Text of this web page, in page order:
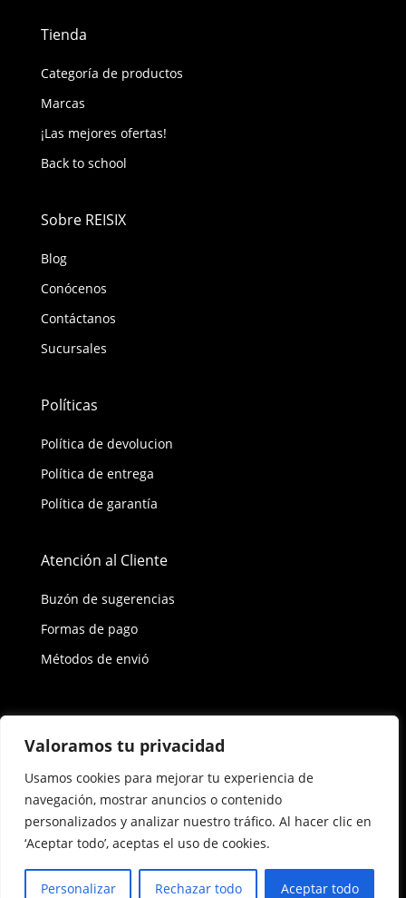
Valoramos tu privacidad
Usamos cookies para mejorar tu experiencia de
navegación, mostrar anuncios o contenido
personalizados y analizar nuestro tráfico. Al hacer clic en
‘Aceptar todo’, aceptas el uso de cookies.
Personalizar Rechazar todo Aceptar todo
Tienda
Categoría de productos
Marcas
¡Las mejores ofertas!
Back to school
Sobre REISIX
Blog
Conócenos
Contáctanos
Sucursales
Políticas
Política de devolucion
Política de entrega
Política de garantía
Atención al Cliente
Buzón de sugerencias
Formas de pago
Métodos de envió
Política de privacidad
Copyright © 2026 Reisix. Todos los derechos
reservados.